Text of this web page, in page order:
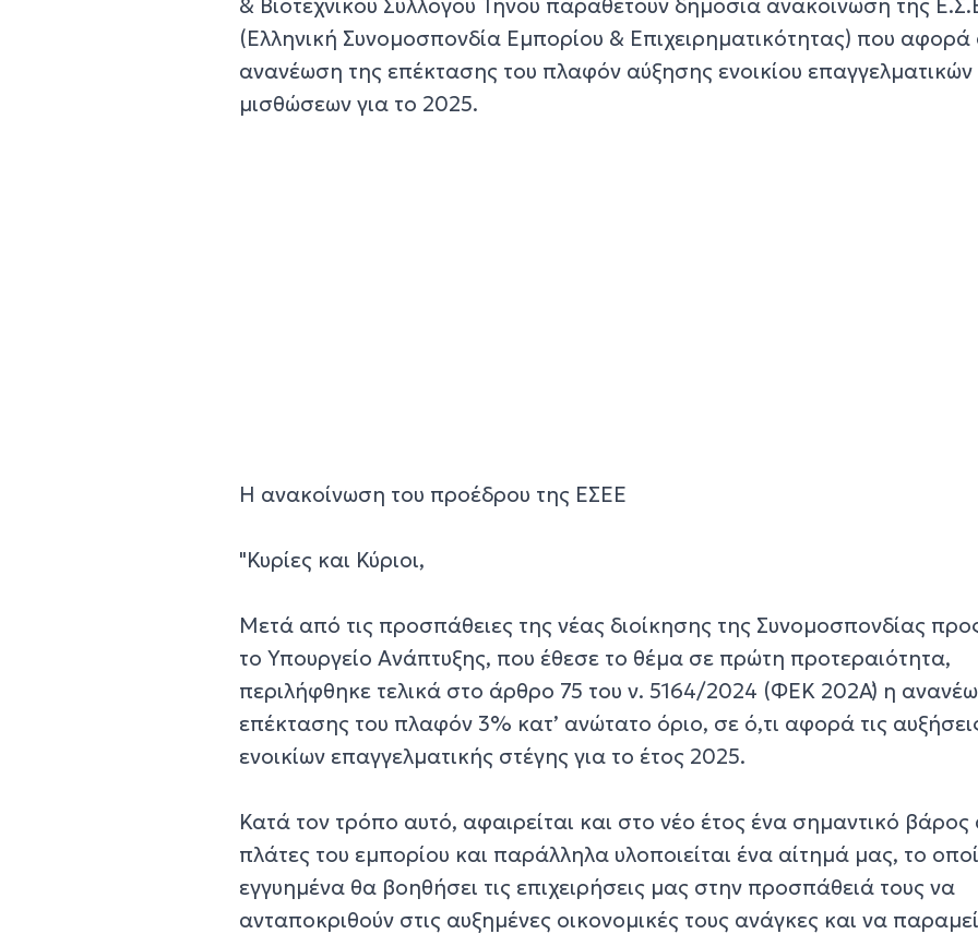
(Ελληνική Συνομοσπονδία Εμπορίου & Επιχειρηματικότητας) που αφορά
ανανέωση της επέκτασης του πλαφόν αύξησης ενοικίου επαγγελματικών
μισθώσεων για το 2025.
Η ανακοίνωση του προέδρου της ΕΣΕΕ
"Κυρίες και Κύριοι,
Μετά από τις προσπάθειες της νέας διοίκησης της Συνομοσπονδίας
το Υπουργείο Ανάπτυξης, που έθεσε το θέμα σε πρώτη προτεραιότητα,
περιλήφθηκε τελικά στο άρθρο 75 του ν. 5164/2024 (ΦΕΚ 202Α΄) η
επέκτασης του πλαφόν 3% κατ’ ανώτατο όριο, σε ό,τι αφορά τις
ενοικίων επαγγελματικής στέγης για το έτος 2025.
Κατά τον τρόπο αυτό, αφαιρείται και στο νέο έτος ένα σημαντικό βάρος
πλάτες του εμπορίου και παράλληλα υλοποιείται ένα αίτημά μας, το
εγγυημένα θα βοηθήσει τις επιχειρήσεις μας στην προσπάθειά τους να
ανταποκριθούν στις αυξημένες οικονομικές τους ανάγκες και να